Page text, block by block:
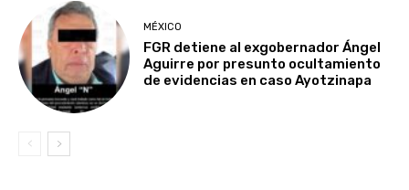
MÉXICO
FGR detiene al exgobernador Ángel
Aguirre por presunto ocultamiento
de evidencias en caso Ayotzinapa